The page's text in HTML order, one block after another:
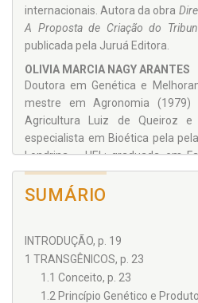
internacionais. Autora da obra
A Proposta de Criação do
publicada pela Juruá Editora.
OLIVIA MARCIA NAGY ARANTES
Doutora em Genética e
mestre em Agronomia (1979)
Agricultura Luiz de Queiroz e
especialista em Bioética pela
Londrina – UEL; graduada em
Universidade de São Paulo (1975).
SUMÁRIO
INTRODUÇÃO, p. 19
1 TRANSGÊNICOS, p. 23
1.1 Conceito, p. 23
1.2 Princípio Genético e